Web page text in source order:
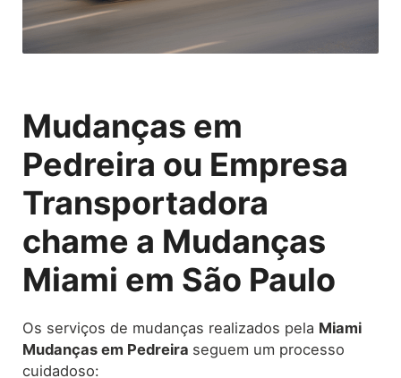
Mudanças em
Pedreira ou Empresa
Transportadora
chame a Mudanças
Miami em São Paulo
Os serviços de mudanças realizados pela Miami
Mudanças em Pedreira seguem um processo
cuidadoso: